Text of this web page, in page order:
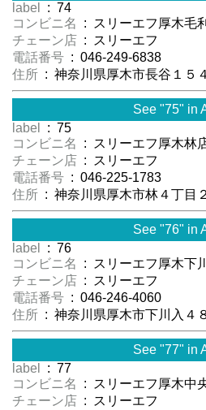
label
: 74
コンビニ名
: スリーエフ厚木毛
チェーン店 : スリーエフ
電話番号 : 046-249-6838
住所 : 神奈川県厚木市長谷１５
See "75" in
label
: 75
コンビニ名
: スリーエフ厚木林
チェーン店 : スリーエフ
電話番号 : 046-225-1783
住所 : 神奈川県厚木市林４丁目
See "76" in
label
: 76
コンビニ名
: スリーエフ厚木下
チェーン店 : スリーエフ
電話番号 : 046-246-4060
住所 : 神奈川県厚木市下川入４
See "77" in
label
: 77
コンビニ名
: スリーエフ厚木中
チェーン店 : スリーエフ